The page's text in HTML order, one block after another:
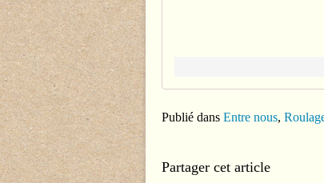
Publié dans Entre nous,
Partager cet article